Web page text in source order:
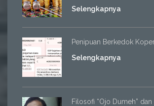
Selengkapnya
Penipuan Berkedok
Selengkapnya
Filosofi “Ojo Dumeh” dan